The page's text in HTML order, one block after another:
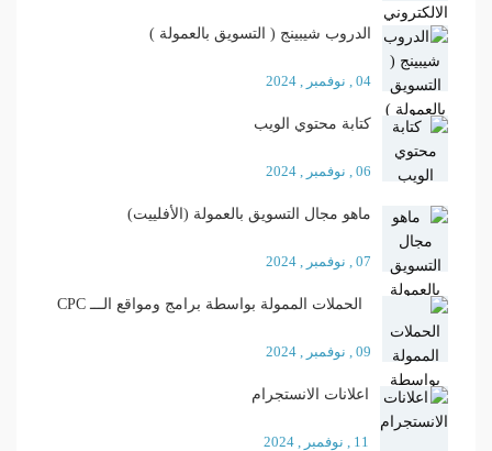
الدروب شيبينج ( التسويق بالعمولة )
04 , نوفمبر , 2024
كتابة محتوي الويب
06 , نوفمبر , 2024
ماهو مجال التسويق بالعمولة (الأفلييت)
07 , نوفمبر , 2024
الحملات الممولة بواسطة برامج ومواقع الـــ CPC
09 , نوفمبر , 2024
اعلانات الانستجرام
11 , نوفمبر , 2024